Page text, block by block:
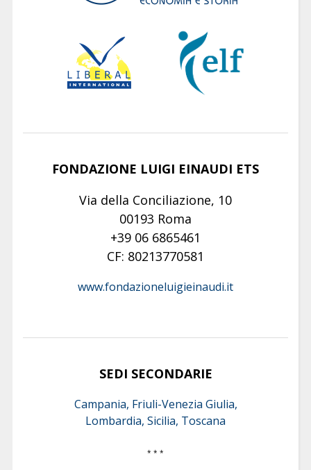
FONDAZIONE LUIGI EINAUDI ETS
Via della Conciliazione, 10
00193 Roma
+39 06 6865461
CF: 80213770581
www.fondazioneluigieinaudi.it
SEDI SECONDARIE
Campania, Friuli-Venezia Giulia,
Lombardia, Sicilia, Toscana
* * *